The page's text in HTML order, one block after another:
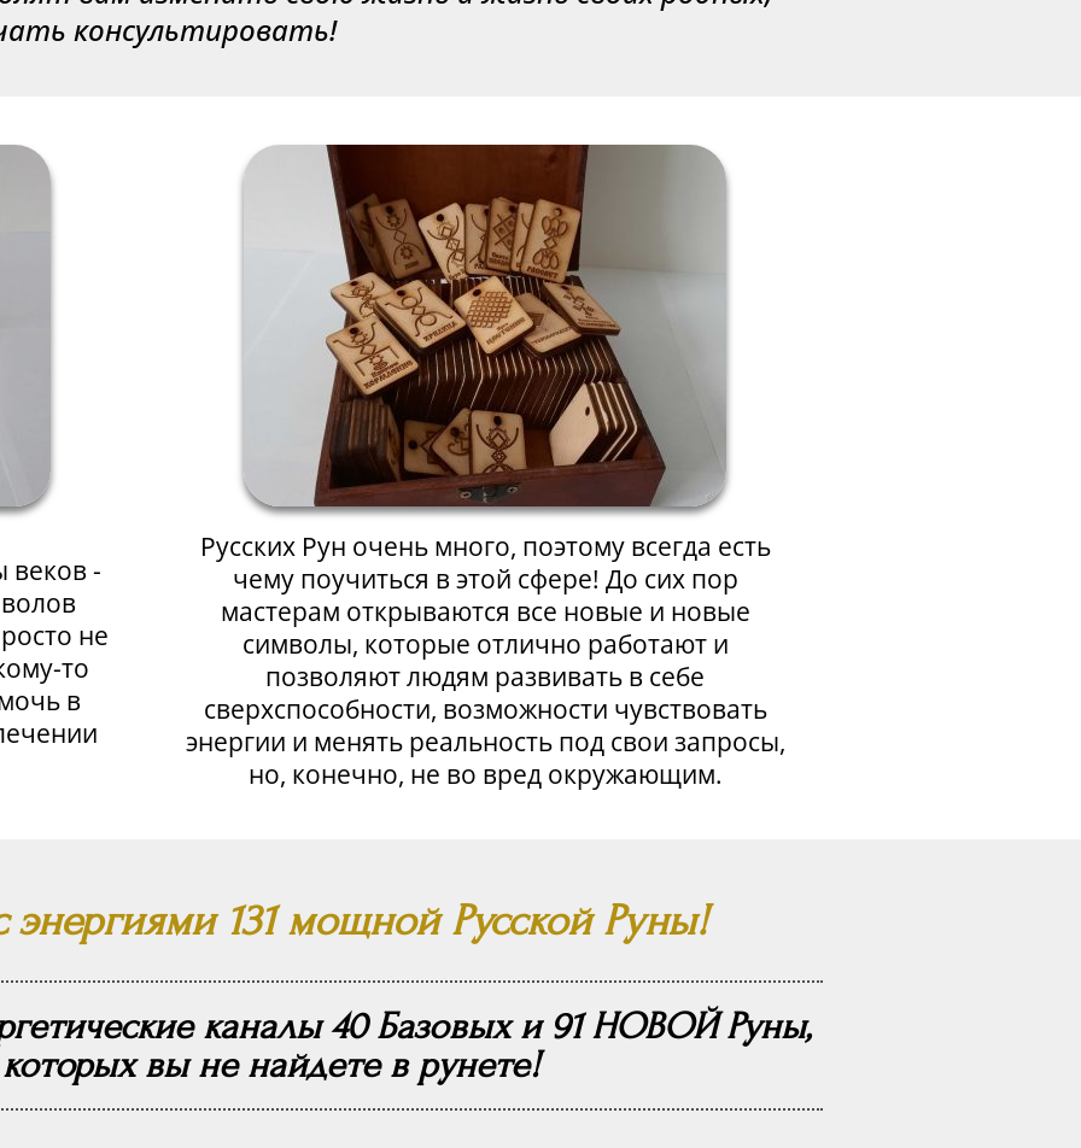
консультировать!
веков -
не
то
в
Русских Рун очень много, поэтому всегда есть
чему поучиться в этой сфере! До сих пор
мастерам открываются все новые и новые
символы, которые отлично работают и
позволяют людям развивать в себе
сверхспособности, возможности чувствовать
энергии и менять реальность под свои запросы,
но, конечно, не во вред окружающим.
энергиями 131 мощной Русской Руны!
каналы 40 Базовых и 91 НОВОЙ Руны,
вы не найдете в рунете!